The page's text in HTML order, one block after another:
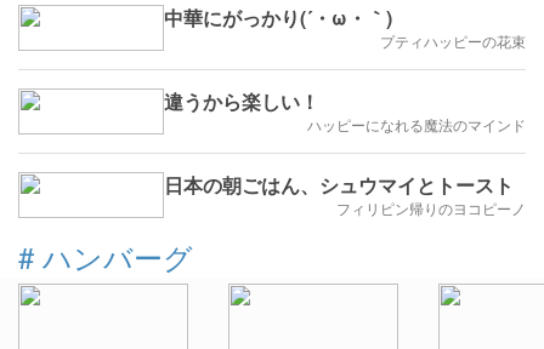
中華にがっかり(´・ω・｀)
プティハッピーの花束
違うから楽しい！
ハッピーになれる魔法のマインド
日本の朝ごはん、シュウマイとトースト
フィリピン帰りのヨコピーノ
# ハンバーグ